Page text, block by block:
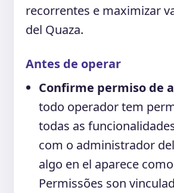
recorrentes e maximizar
del Quaza.
Antes de operar
Confirme permiso de
todo operador tem
todas as
com o administrador
algo en el aparece
Permissões son